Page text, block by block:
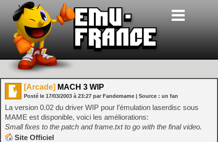
[Arcade] MACH 3 WIP
Posté le 17/03/2003 à 23:27 par Fandemame | Source : un fan
La version 0.02 du driver WIP pour l’émulation laserdisc sous
MAME est disponible, voici les améliorations:
Small fixes to the patch and frame.txt to go with the final video.
Site Officiel